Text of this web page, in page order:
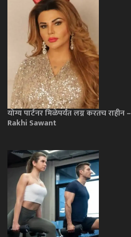
योग्य पार्टनर मिळेपर्यंत लग्न करतच राहीन –
Rakhi Sawant